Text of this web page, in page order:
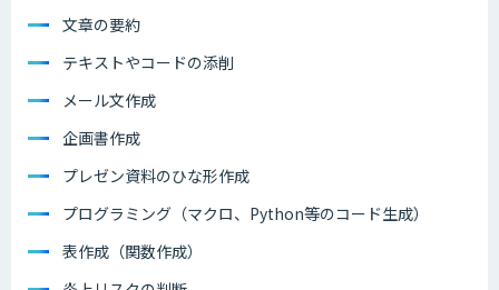
文章の要約
テキストやコードの添削
メール文作成
企画書作成
プレゼン資料のひな形作成
プログラミング（マクロ、Python等のコード生成）
表作成（関数作成）